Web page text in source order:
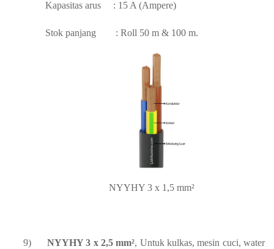
Kapasitas arus
: 15 A (Ampere)
Stok panjang : Roll 50 m & 100 m.
NYYHY 3 x 1,5 mm²
9) NYYHY 3 x 2,5 mm², Untuk kulkas, mesin cuci, water